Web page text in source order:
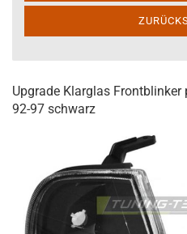
Upgrade Klarglas
92-97 schwarz